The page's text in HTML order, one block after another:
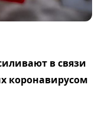
в связи
коронавирусом